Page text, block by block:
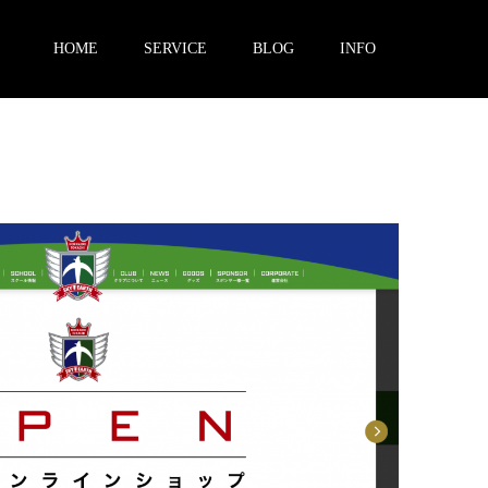
HOME SERVICE BLOG INFO